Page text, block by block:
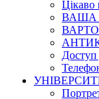
Цікаво
ВАША
Доступ